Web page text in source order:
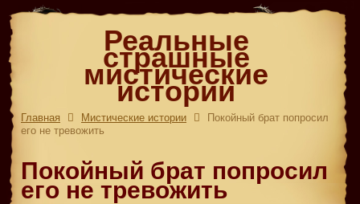
Реальные
страшные
мистические
истории
Главная Мистические истории
Покойный брат попросил
его не тревожить
Покойный брат попросил
его не тревожить